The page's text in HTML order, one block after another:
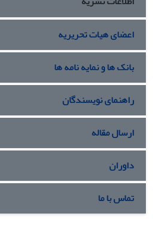
اعضای هیات تحریریه
بانک ها و نمایه نامه ها
راهنمای نویسندگان
ارسال مقاله
داوران
تماس با ما